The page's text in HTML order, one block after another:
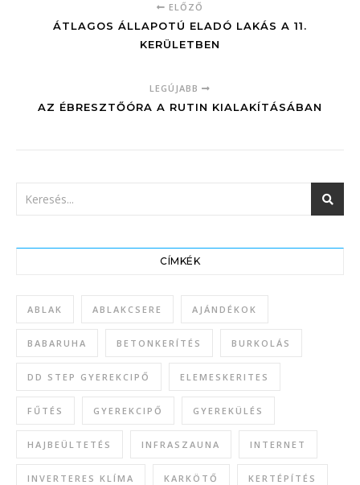
ELŐZŐ
ÁTLAGOS ÁLLAPOTÚ ELADÓ LAKÁS A 11.
KERÜLETBEN
LEGÚJABB
AZ ÉBRESZTŐÓRA A RUTIN KIALAKÍTÁSÁBAN
CÍMKÉK
ABLAK ABLAKCSERE AJÁNDÉKOK
BABARUHA BETONKERÍTÉS BURKOLÁS
DD STEP GYEREKCIPŐ ELEMESKERITES
FŰTÉS GYEREKCIPŐ GYEREKÜLÉS
HAJBEÜLTETÉS INFRASZAUNA INTERNET
INVERTERES KLÍMA KARKÖTŐ KERTÉPÍTÉS